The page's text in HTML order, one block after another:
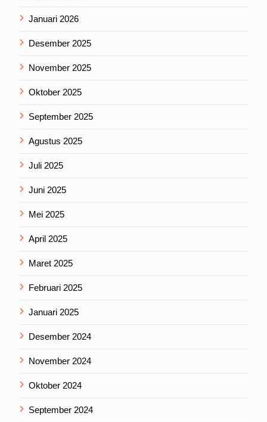
Januari 2026
Desember 2025
November 2025
Oktober 2025
September 2025
Agustus 2025
Juli 2025
Juni 2025
Mei 2025
April 2025
Maret 2025
Februari 2025
Januari 2025
Desember 2024
November 2024
Oktober 2024
September 2024